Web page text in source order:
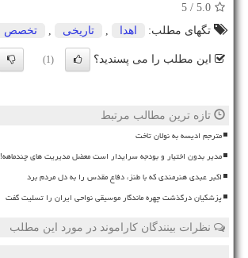
5.0
/ 5
تگهای مطلب:
اهدا تاریخی تخصص
این مطلب را می پسندید؟ (1)
تازه ترین مطالب مرتبط
مترجم ادیسه به نولان تاخت
مدیر بدون اختیار و بودجه سرایدار است معضل مدیریت های چندماهه!
اکبر عبدی هنرمندی که با طنز، دفاع مقدس را به دل مردم برد
پزشکیان درگذشت چهره ماندگار موسیقی نواحی ایران را تسلیت گفت
نظرات بینندگان کاراموند در مورد این مطلب